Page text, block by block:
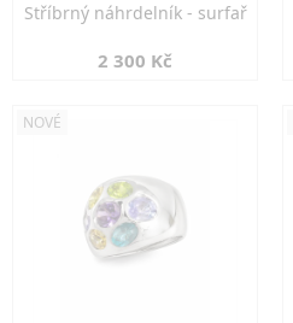
Stříbrný náhrdelník - surfař
2 300 Kč
NOVÉ